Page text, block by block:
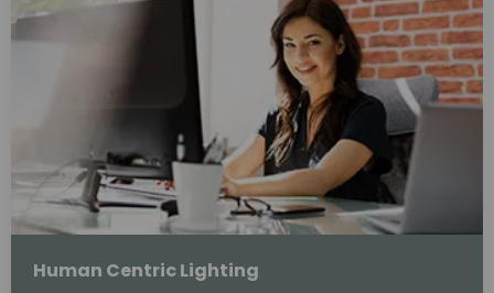
Human Centric Lighting